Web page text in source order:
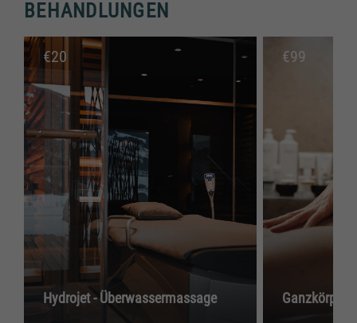
BEHANDLUNGEN
€20
Hydrojet - Überwassermassage
€99
Ganzkörper-